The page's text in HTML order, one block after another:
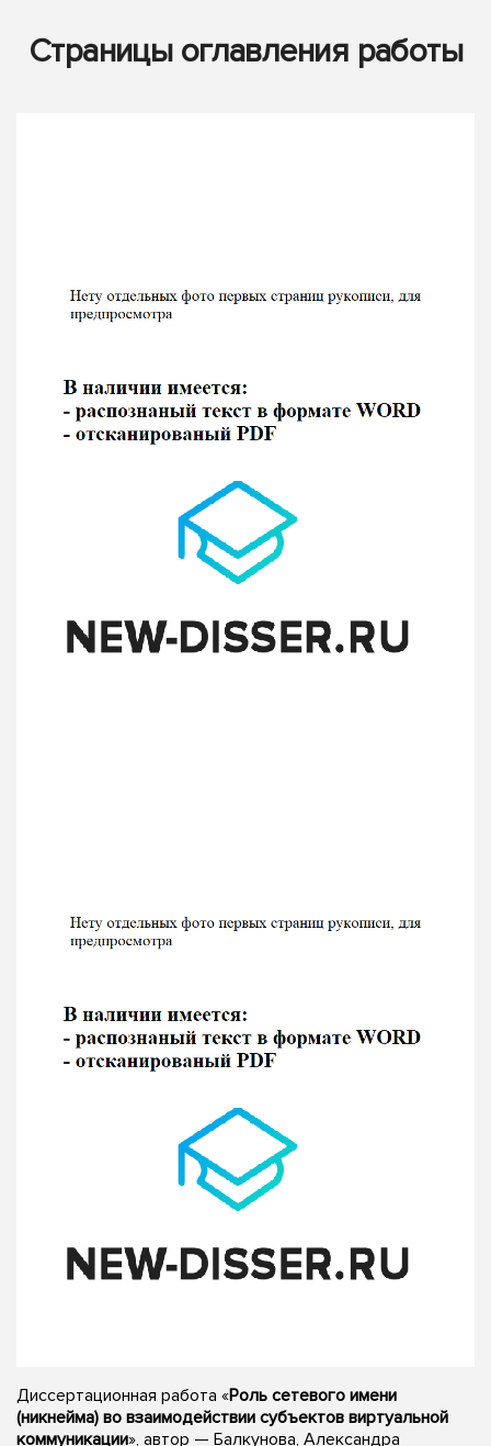
Страницы оглавления работы
Диссертационная работа «Роль сетевого имени
(никнейма) во взаимодействии субъектов виртуальной
коммуникации», автор — Балкунова, Александра